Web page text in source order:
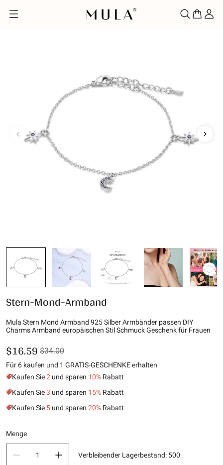
Stern-Mond-Armband
Mula Stern Mond Armband 925 Silber Armbänder passen DIY
Charms Armband europäischen Stil Schmuck Geschenk für Frauen
$16.59 $34.00
Für 6 kaufen und 1 GRATIS-GESCHENKE erhalten
Kaufen Sie2 und sparen 10% Rabatt
Kaufen Sie3 und sparen 15% Rabatt
Kaufen Sie 5 und sparen 20% Rabatt
Menge
Verbleibender Lagerbestand: 500